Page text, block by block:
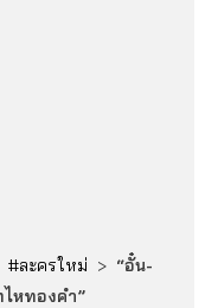
#ละครใหม่ > “อั๋น-
ไหทองคำ”